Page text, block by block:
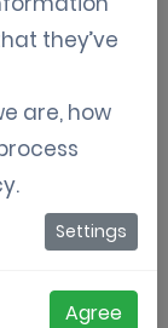
een
they’ve
are, how
.
Settings
Agree